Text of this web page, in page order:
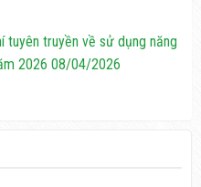
tuyên truyền về sử dụng năng
2026 08/04/2026